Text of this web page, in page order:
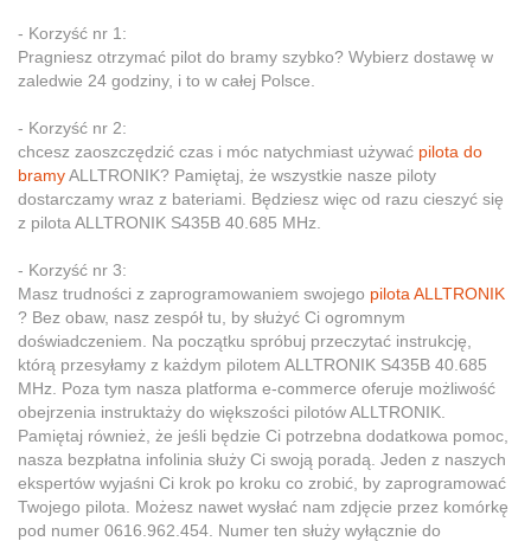
- Korzyść nr 1:
Pragniesz otrzymać pilot do bramy szybko? Wybierz dostawę w
zaledwie 24 godziny, i to w całej Polsce.
- Korzyść nr 2:
chcesz zaoszczędzić czas i móc natychmiast używać pilota do
bramyALLTRONIK? Pamiętaj, że wszystkie nasze piloty
dostarczamy wraz z bateriami. Będziesz więc od razu cieszyć się
z pilota ALLTRONIK S435B 40.685 MHz.
- Korzyść nr 3:
Masz trudności z zaprogramowaniem swojego pilota ALLTRONIK
? Bez obaw, nasz zespół tu, by służyć Ci ogromnym
doświadczeniem. Na początku spróbuj przeczytać instrukcję,
którą przesyłamy z każdym pilotem ALLTRONIK S435B 40.685
MHz. Poza tym nasza platforma e-commerce oferuje możliwość
obejrzenia instruktaży do większości pilotów ALLTRONIK.
Pamiętaj również, że jeśli będzie Ci potrzebna dodatkowa pomoc,
nasza bezpłatna infolinia służy Ci swoją poradą. Jeden z naszych
ekspertów wyjaśni Ci krok po kroku co zrobić, by zaprogramować
Twojego pilota. Możesz nawet wysłać nam zdjęcie przez komórkę
pod numer 0616.962.454. Numer ten służy wyłącznie do